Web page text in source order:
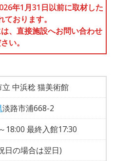
年1月31日以前に取材した
おります。
、直接施設へお問い合わせ
い。
立 中浜稔 猫美術館
淡路市浦668-2
18:00 最終入館17:30
日の場合は翌日)